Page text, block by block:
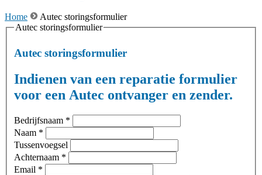
Home
Autec storingsformulier
Autec storingsformulier
Autec storingsformulier
Indienen van een reparatie formulier
voor een Autec ontvanger en zender.
Bedrijfsnaam *
Naam *
Tussenvoegsel
Achternaam *
Email *